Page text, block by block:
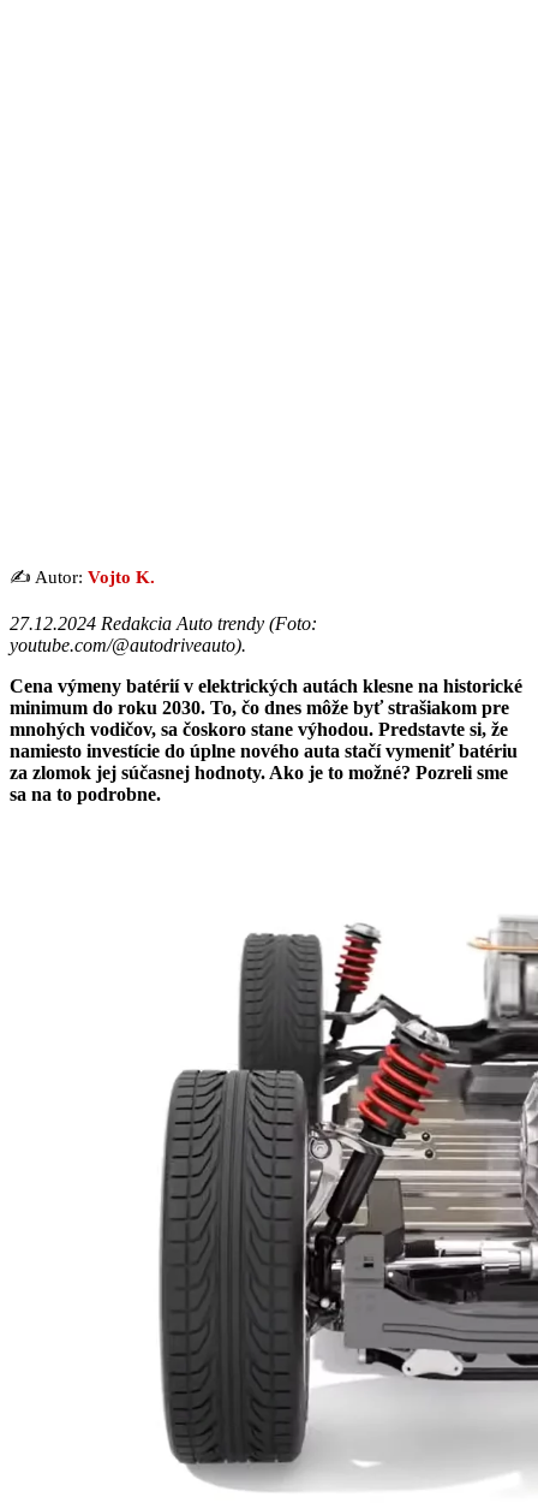
✍️ Autor: Vojto K.
27.12.2024 Redakcia Auto trendy (Foto:
youtube.com/@autodriveauto).
Cena výmeny batérií v elektrických autách klesne na historické
minimum do roku 2030. To, čo dnes môže byť strašiakom pre
mnohých vodičov, sa čoskoro stane výhodou. Predstavte si, že
namiesto investície do úplne nového auta stačí vymeniť batériu
za zlomok jej súčasnej hodnoty. Ako je to možné? Pozreli sme
sa na to podrobne.